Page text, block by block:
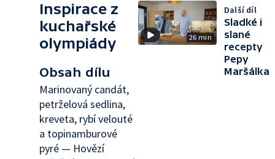
Inspirace z
kuchařské
olympiády
Obsah dílu
Marinovaný candát,
petrželová sedlina,
kreveta, rybí velouté
a topinamburové
pyré — Hovězí
26 min
Další díl
Sladké i
slané
recepty
Pepy
Maršálka